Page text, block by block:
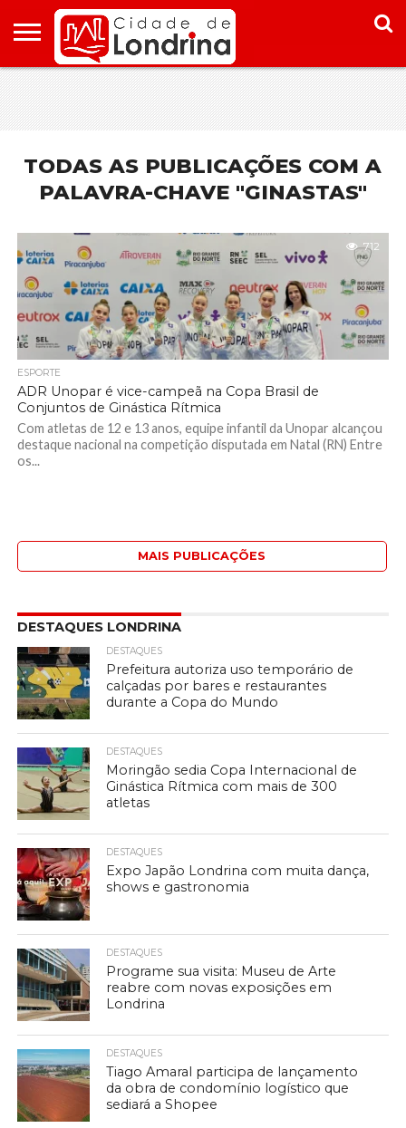
HOME
CONHEÇA
LONDRINA
PONTOS
TURÍSTICOS
ONDE
FICAR EM
LONDRINA
ONDE
COMER
EM
LONDRINA
TODAS AS PUBLICAÇÕES COM A
PALAVRA-CHAVE "GINASTAS"
712
ESPORTE
ADR Unopar é vice-campeã na Copa Brasil de
Conjuntos de Ginástica Rítmica
Com atletas de 12 e 13 anos, equipe infantil da Unopar alcançou
destaque nacional na competição disputada em Natal (RN) Entre
os...
MAIS PUBLICAÇÕES
DESTAQUES LONDRINA
DESTAQUES
Prefeitura autoriza uso temporário de
calçadas por bares e restaurantes
durante a Copa do Mundo
DESTAQUES
Moringão sedia Copa Internacional de
Ginástica Rítmica com mais de 300
atletas
DESTAQUES
Expo Japão Londrina com muita dança,
shows e gastronomia
DESTAQUES
Programe sua visita: Museu de Arte
reabre com novas exposições em
Londrina
DESTAQUES
Tiago Amaral participa de lançamento
da obra de condomínio logístico que
sediará a Shopee